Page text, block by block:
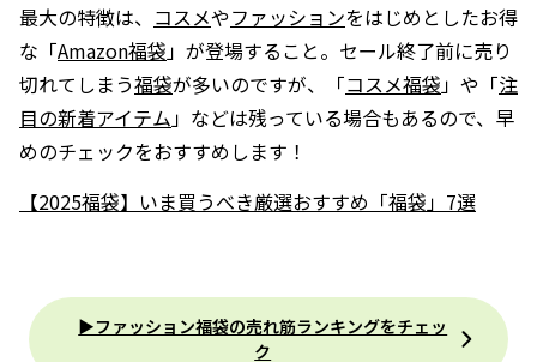
最大の特徴は、 コスメやファッションをはじめとしたお得
な「Amazon福袋」が登場すること。セール終了前に売り
切れてしまう福袋が多いのですが、「コスメ福袋」や「注
目の新着アイテム」などは残っている場合もあるので、早
めのチェックをおすすめします！
【2025福袋】いま買うべき厳選おすすめ「福袋」7選
▶ファッション福袋の売れ筋ランキングをチェッ
ク